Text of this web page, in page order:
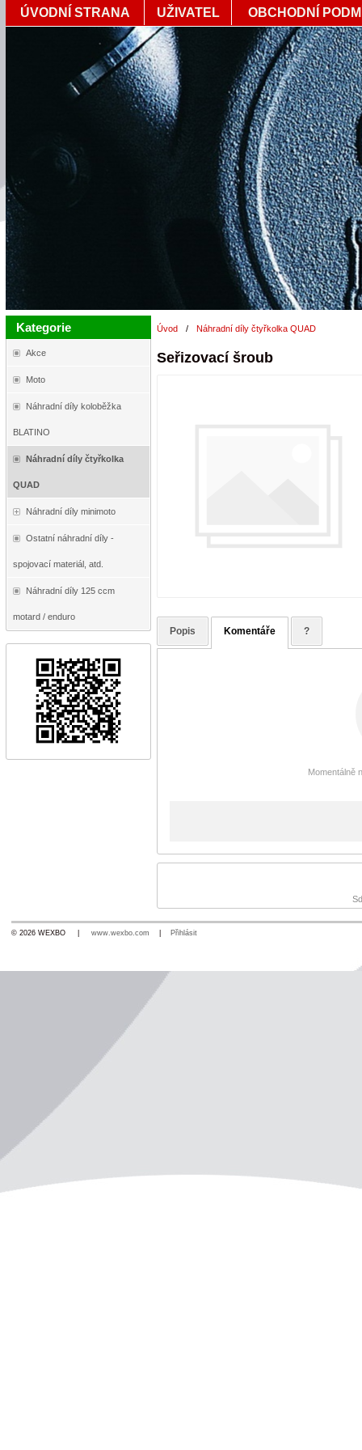
ÚVODNÍ STRANA UŽIVATEL OBCHODNÍ
Kategorie
Akce
Moto
Náhradní díly koloběžka
BLATINO
Náhradní díly čtyřkolka
QUAD
Náhradní díly minimoto
Ostatní náhradní díly -
spojovací materiál, atd.
Náhradní díly 125 ccm
motard / enduro
Úvod / Náhradní díly čtyřkolka QUAD
Seřizovací šroub
Popis Komentáře ?
Momentálně
© 2026 WEXBO | www.wexbo.com Přihlásit